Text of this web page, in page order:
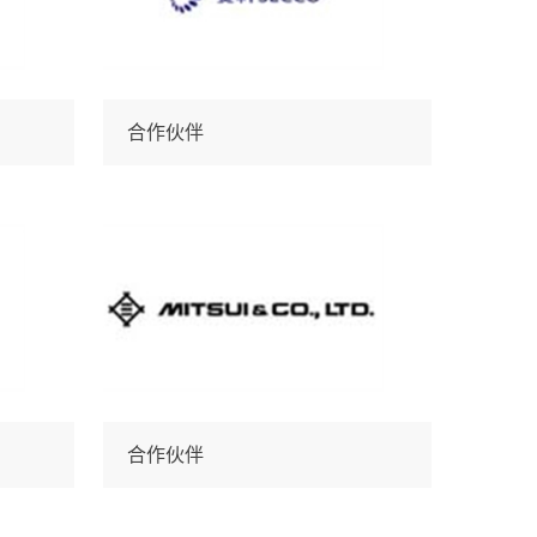
合作伙伴
合作伙伴